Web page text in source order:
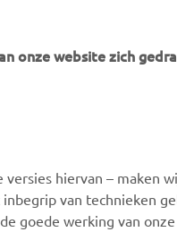
Music
onze website zich
hiervan – maken
van technieken
goede werking van